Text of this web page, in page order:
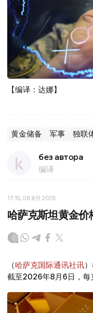
【编译：达娜】
黄金储备 军事 独联
без автора
编译
17:15, 06 8月 2026
哈萨克斯坦黄金价
（哈萨克国际通讯社讯
截至2026年8月6日，每